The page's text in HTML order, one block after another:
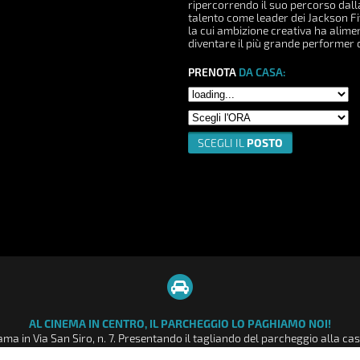
ripercorrendo il suo percorso
talento come leader dei Jackson
la cui ambizione creativa ha
diventare il più grande performer
PRENOTA DA CASA:
SCEGLI IL POSTO
AL CINEMA IN CENTRO, IL PARCHEGGIO LO PAGHIAMO NOI!
in Via San Siro, n. 7. Presentando il tagliando del parcheggio alla